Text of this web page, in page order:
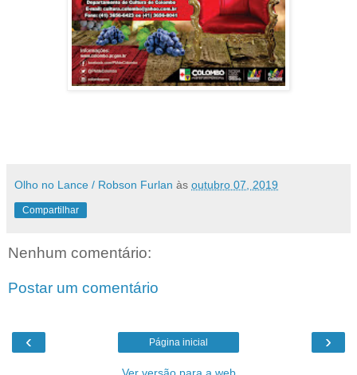
Olho no Lance / Robson Furlan às outubro 07, 2019
Compartilhar
Nenhum comentário:
Postar um comentário
‹ ›
Página inicial